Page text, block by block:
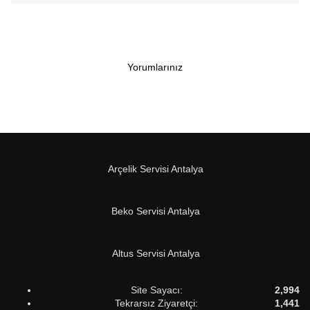
Yorumlarınız
Arçelik Servisi Antalya
Beko Servisi Antalya
Altus Servisi Antalya
Site Sayacı:
2,994
Tekrarsız Ziyaretçi:
1,441